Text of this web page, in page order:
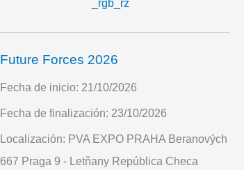
Future Forces 2026
Fecha de inicio: 21/10/2026
Fecha de finalización: 23/10/2026
Localización: PVA EXPO PRAHA Beranových
667 Praga 9 - Letňany República Checa